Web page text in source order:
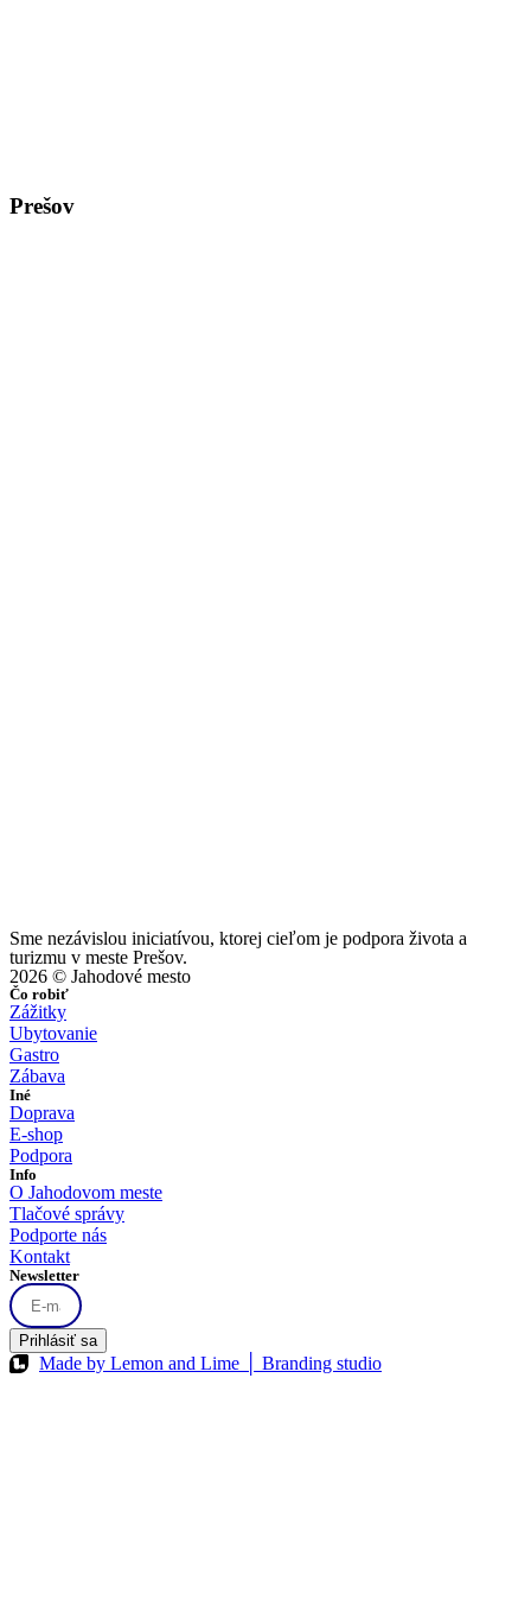
Prešov
Sme nezávislou iniciatívou, ktorej cieľom je podpora života a
turizmu v meste Prešov.
2026 © Jahodové mesto
Čo robiť
Zážitky
Ubytovanie
Gastro
Zábava
Iné
Doprava
E-shop
Podpora
Info
O Jahodovom meste
Tlačové správy
Podporte nás
Kontakt
Newsletter
Prihlásiť sa
Made by Lemon and Lime │ Branding studio